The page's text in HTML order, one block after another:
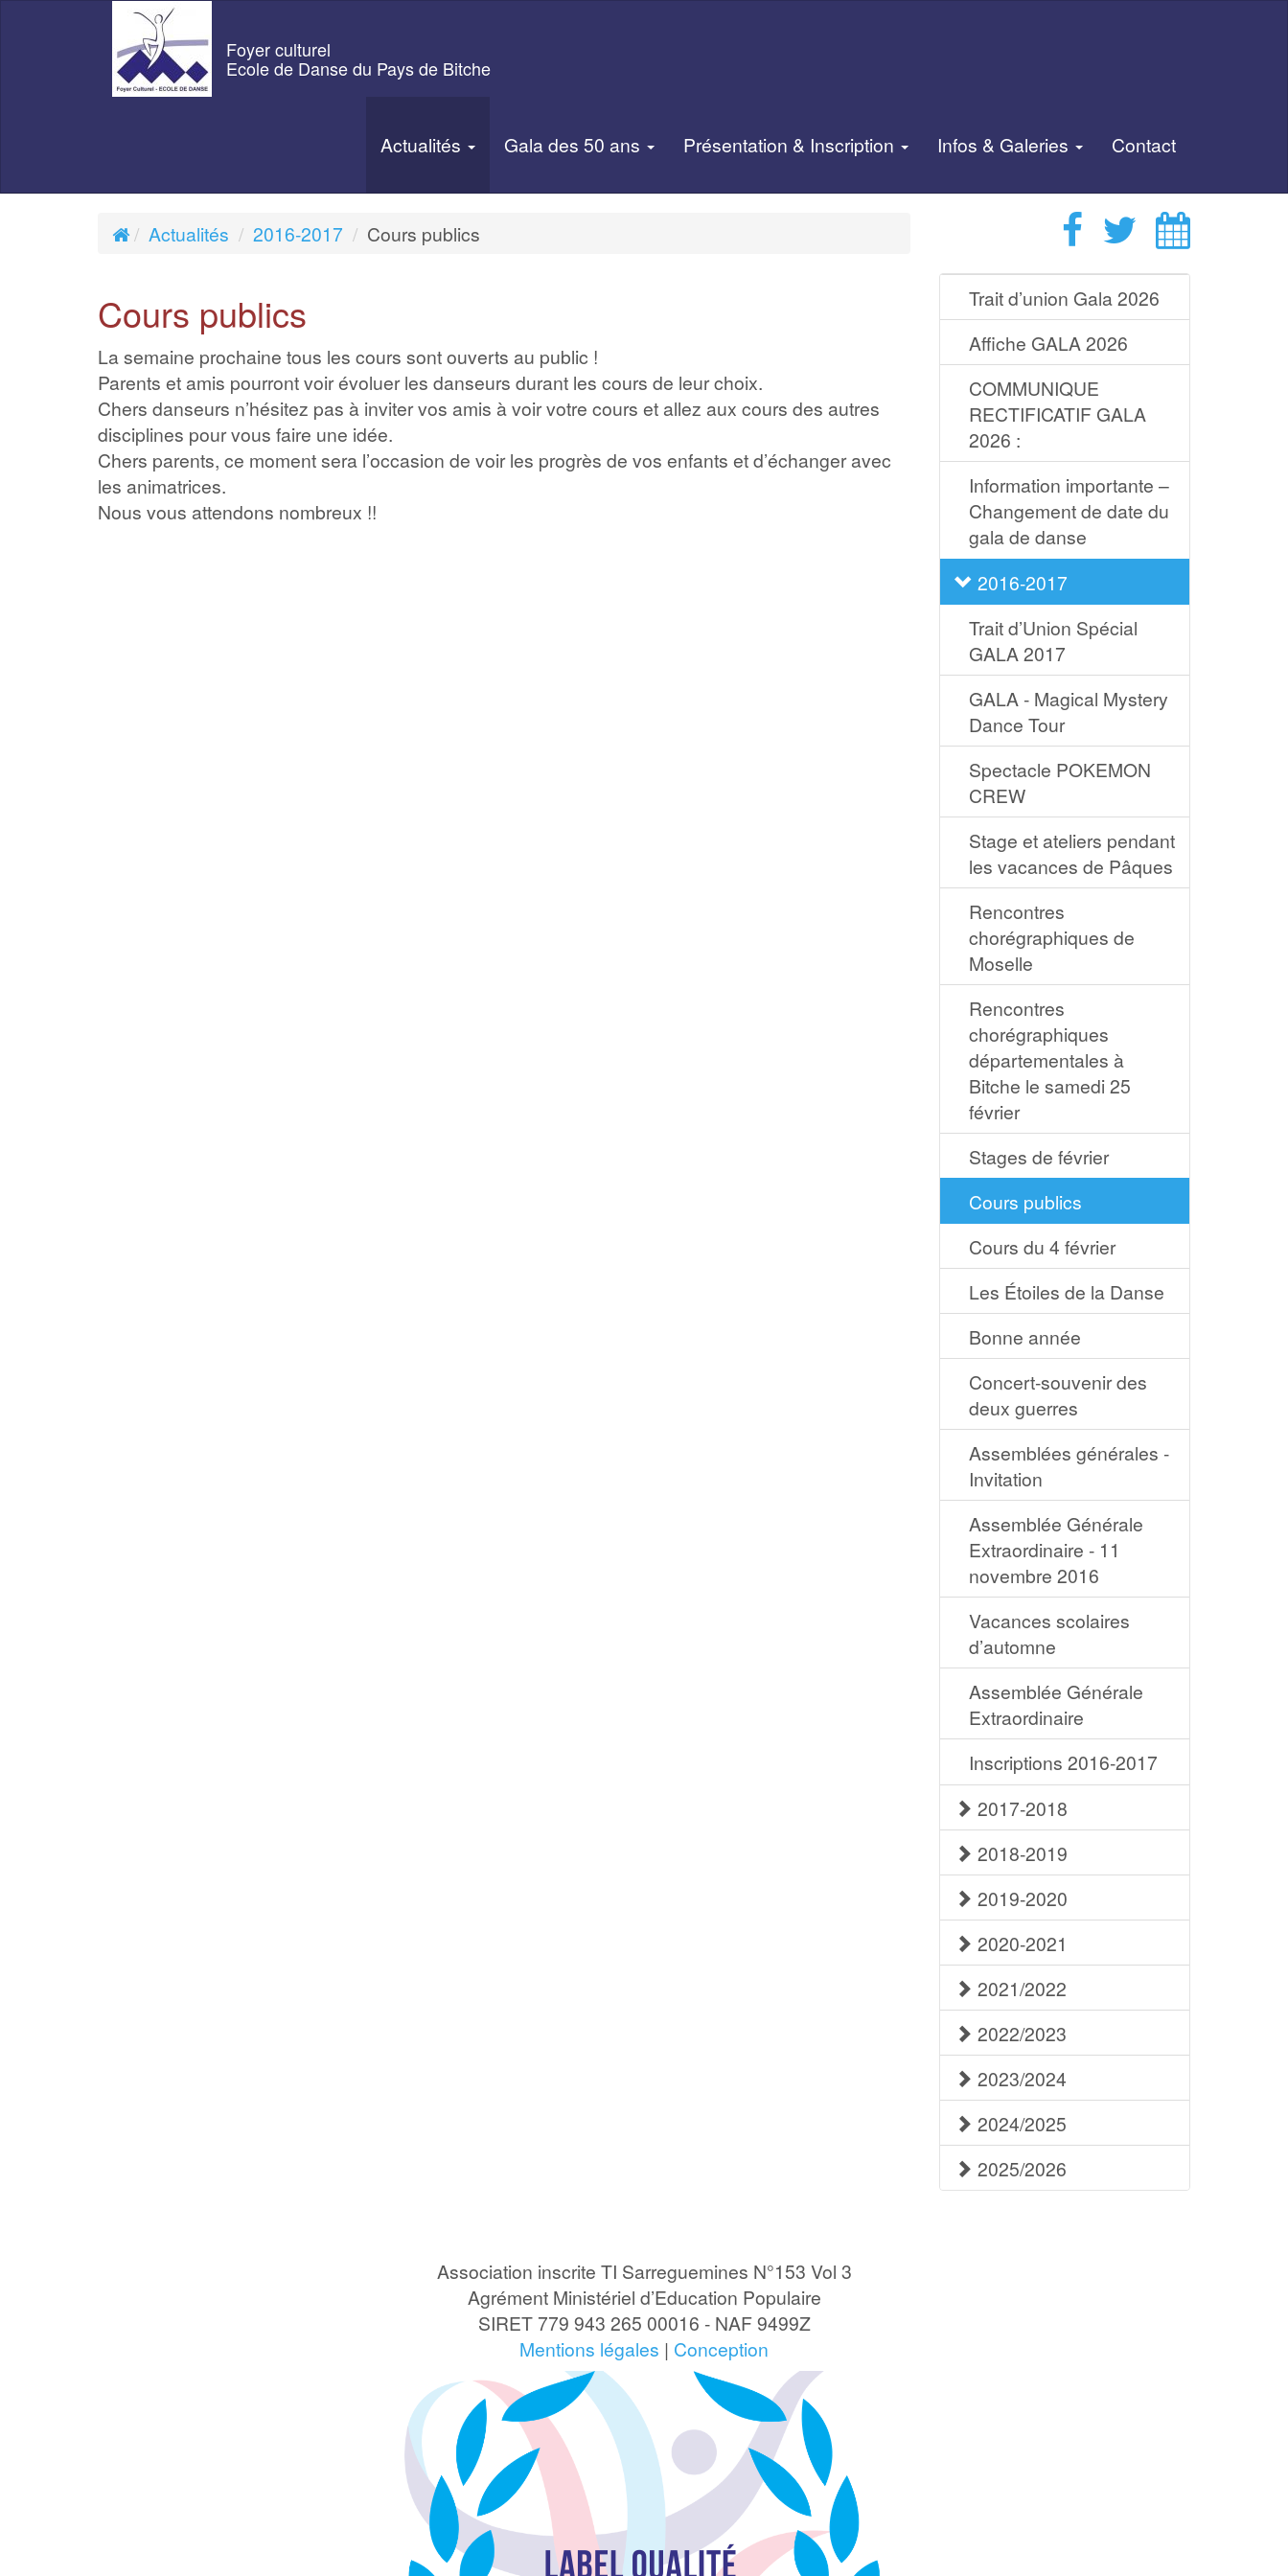
Foyer culturel
Ecole de Danse du Pays de Bitche
Actualités Gala des 50 ans Présentation & Inscription Infos & Galeries Contact
Actualités 2016-2017 Cours publics
Cours publics
La semaine prochaine tous les cours sont ouverts au public !
Parents et amis pourront voir évoluer les danseurs durant les cours de leur choix.
Chers danseurs n’hésitez pas à inviter vos amis à voir votre cours et allez aux cours des autres
disciplines pour vous faire une idée.
Chers parents, ce moment sera l’occasion de voir les progrès de vos enfants et d’échanger avec
les animatrices.
Nous vous attendons nombreux !!
Trait d’union Gala 2026
Affiche GALA 2026
COMMUNIQUE
RECTIFICATIF GALA
2026 :
Information importante –
Changement de date du
gala de danse
2016-2017
Trait d’Union Spécial
GALA 2017
GALA - Magical Mystery
Dance Tour
Spectacle POKEMON
CREW
Stage et ateliers pendant
les vacances de Pâques
Rencontres
chorégraphiques de
Moselle
Rencontres
chorégraphiques
départementales à
Bitche le samedi 25
février
Stages de février
Cours publics
Cours du 4 février
Les Étoiles de la Danse
Bonne année
Concert-souvenir des
deux guerres
Assemblées générales -
Invitation
Assemblée Générale
Extraordinaire - 11
novembre 2016
Vacances scolaires
d’automne
Assemblée Générale
Extraordinaire
Inscriptions 2016-2017
2017-2018
2018-2019
2019-2020
2020-2021
2021/2022
2022/2023
2023/2024
2024/2025
2025/2026
Association inscrite TI Sarreguemines N°153 Vol 3
Agrément Ministériel d’Education Populaire
SIRET 779 943 265 00016 - NAF 9499Z
Mentions légales | Conception